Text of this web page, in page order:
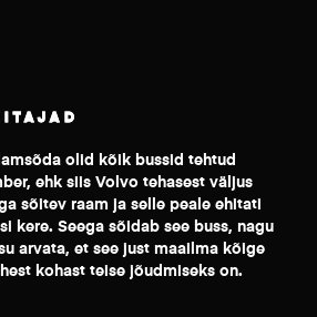
olid kõik bussid tehtud
ehk siis Volvo tehasest väljus
sõitev raam ja selle peale ehitati
kere. Seega sõidab see buss, nagu
arvata, et see just maailma kõige
kohast teise jõudmiseks on.